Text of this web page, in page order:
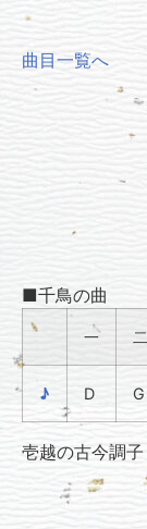
曲目一覧へ
■千鳥の曲
一 二
♪ D G
壱越の古今調子